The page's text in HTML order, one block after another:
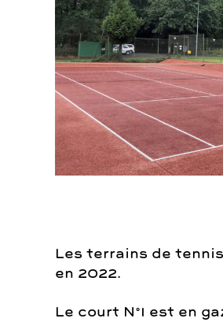
Les terrains de
en 2022.
Le court N°1 est en